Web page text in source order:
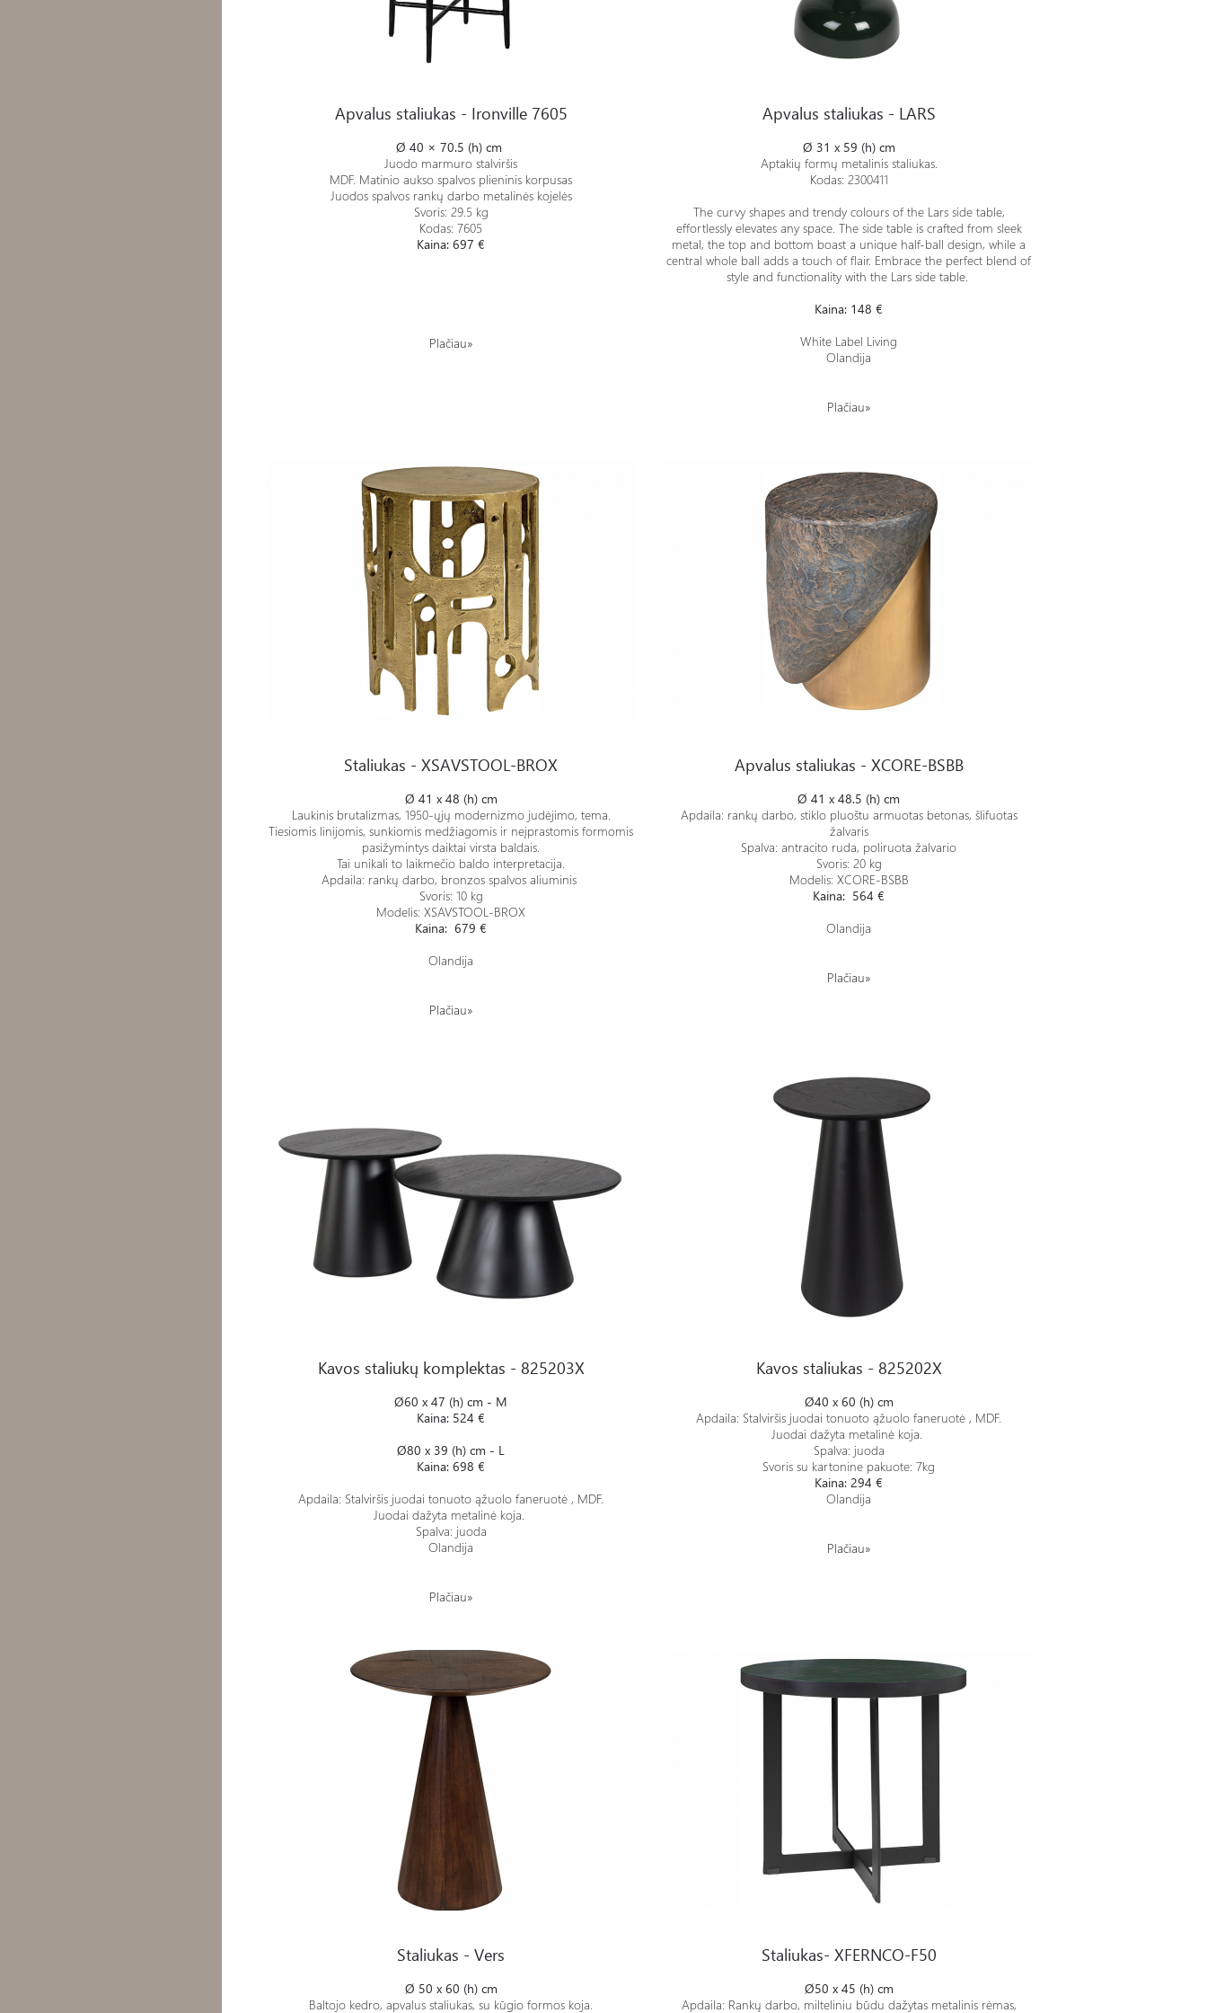
Apvalus staliukas - Ironville 7605
Ø 40 × 70.5 (h) cm
Juodo marmuro stalviršis
MDF. Matinio aukso spalvos plieninis korpusas
Juodos spalvos rankų darbo metalinės kojelės
Svoris: 29.5 kg
Kodas: 7605
Kaina: 697 €
Plačiau»
Apvalus staliukas - LARS
Ø 31 x 59 (h) cm
Aptakių formų metalinis staliukas.
Kodas: 2300411
The curvy shapes and trendy colours of the Lars side table,
effortlessly elevates any space. The side table is crafted from sleek
metal, the top and bottom boast a unique half-ball design, while a
central whole ball adds a touch of flair. Embrace the perfect blend of
style and functionality with the Lars side table.
Kaina: 148 €
White Label Living
Olandija
Plačiau»
Staliukas - XSAVSTOOL-BROX
Ø 41 x 48 (h) cm
Laukinis brutalizmas, 1950-ųjų modernizmo judėjimo, tema.
Tiesiomis linijomis, sunkiomis medžiagomis ir neįprastomis formomis
pasižymintys daiktai virsta baldais.
Tai unikali to laikmečio baldo interpretacija.
Apdaila: rankų darbo, bronzos spalvos aliuminis
Svoris: 10 kg
Modelis: XSAVSTOOL-BROX
Kaina: 679 €
Olandija
Plačiau»
Apvalus staliukas - XCORE-BSBB
Ø 41 x 48.5 (h) cm
Apdaila: rankų darbo, stiklo pluoštu armuotas betonas, šlifuotas
žalvaris
Spalva: antracito ruda, poliruota žalvario
Svoris: 20 kg
Modelis: XCORE-BSBB
Kaina: 564 €
Olandija
Plačiau»
Kavos staliukų komplektas - 825203X
Ø60 x 47 (h) cm - M
Kaina: 524 €
Ø80 x 39 (h) cm - L
Kaina: 698 €
Apdaila: Stalviršis juodai tonuoto ąžuolo faneruotė , MDF.
Juodai dažyta metalinė koja.
Spalva: juoda
Olandija
Plačiau»
Kavos staliukas - 825202X
Ø40 x 60 (h) cm
Apdaila: Stalviršis juodai tonuoto ąžuolo faneruotė , MDF.
Juodai dažyta metalinė koja.
Spalva: juoda
Svoris su kartonine pakuote: 7kg
Kaina: 294 €
Olandija
Plačiau»
Staliukas - Vers
Ø 50 x 60 (h) cm
Baltojo kedro, apvalus staliukas, su kūgio formos koja.
Staliukas- XFERNCO-F50
Ø50 x 45 (h) cm
Apdaila: Rankų darbo, milteliniu būdu dažytas metalinis rėmas,